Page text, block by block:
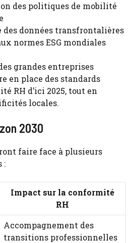
des politiques de mobilité
des données transfrontalières
normes ESG mondiales
grandes entreprises
en place des standards
RH d’ici 2025, tout en
locales.
2030
faire face à plusieurs
:
Impact sur la conformité
RH
Accompagnement des
transitions professionnelles